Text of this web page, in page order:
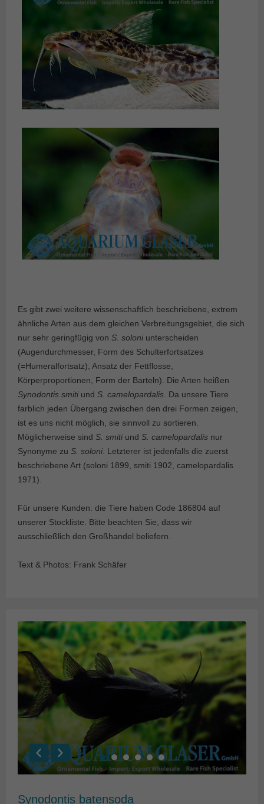
Es gibt zwei weitere wissenschaftlich beschriebene, extrem
ähnliche Arten aus dem gleichen Verbreitungsgebiet, die sich
nur sehr geringfügig von S. soloniunterscheiden
(Augendurchmesser, Form des Schulterfortsatzes
(=Humeralfortsatz), Ansatz der Fettflosse,
Körperproportionen, Form der Barteln). Die Arten heißen
Synodontis smitiund S. camelopardalis. Da unsere Tiere
farblich jeden Übergang zwischen den drei Formen zeigen,
ist es uns nicht möglich, sie sinnvoll zu sortieren.
Möglicherweise sind S. smitiund S. camelopardalis nur
Synonyme zu S. soloni. Letzterer ist jedenfalls die zuerst
beschriebene Art (soloni 1899, smiti 1902, camelopardalis
1971).
Für unsere Kunden: die Tiere haben Code 186804 auf
unserer Stockliste. Bitte beachten Sie, dass wir
ausschließlich den Großhandel beliefern.
Text & Photos: Frank Schäfer
Synodontis batensoda